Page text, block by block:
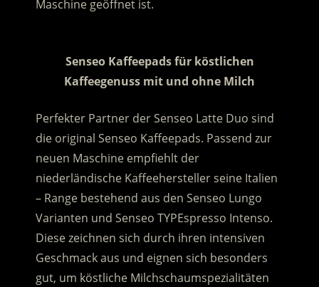
Maschine geöffnet ist.
Senseo Kaffeepads für köstlichen
Kaffeegenuss mit und ohne Milch
Perfekter Partner der Senseo Latte Duo sind
die original Senseo Kaffeepads. Passend zur
neuen Maschine empfiehlt der
niederländische Kaffeehersteller seine Italien
– Range bestehend aus den Senseo Lungo
Varianten und Senseo TYPEspresso Intenso.
Diese zeichnen sich durch ihren intensiven
Geschmack aus und eignen sich besonders
gut, um köstliche Milchschaumspezialitäten